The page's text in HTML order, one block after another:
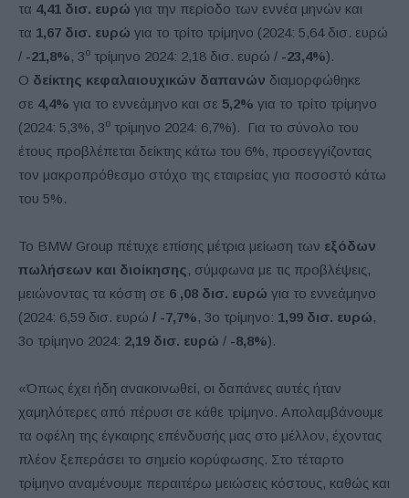
τα 4,41 δισ. ευρώ για την περίοδο των εννέα μηνών και
τα 1,67 δισ. ευρώ για το τρίτο τρίμηνο (2024: 5,64 δισ. ευρώ
/ -21,8%, 3ο τρίμηνο 2024: 2,18 δισ. ευρώ / -23,4%).
Ο δείκτης κεφαλαιουχικών δαπανών διαμορφώθηκε
σε 4,4% για το εννεάμηνο και σε 5,2% για το τρίτο τρίμηνο
(2024: 5,3%, 3ο τρίμηνο 2024: 6,7%). Για το σύνολο του
έτους προβλέπεται δείκτης κάτω του 6%, προσεγγίζοντας
τον μακροπρόθεσμο στόχο της εταιρείας για ποσοστό κάτω
του 5%.
Το BMW Group πέτυχε επίσης μέτρια μείωση των εξόδων
πωλήσεων και διοίκησης , σύμφωνα με τις προβλέψεις,
μειώνοντας τα κόστη σε 6 ,08 δισ. ευρώ για το εννεάμηνο
(2024: 6,59 δισ. ευρώ / -7,7%, 3o τρίμηνο: 1,99 δισ. ευρώ,
3o τρίμηνο 2024: 2,19 δισ. ευρώ / -8,8%).
«Όπως έχει ήδη ανακοινωθεί, οι δαπάνες αυτές ήταν
χαμηλότερες από πέρυσι σε κάθε τρίμηνο. Απολαμβάνουμε
τα οφέλη της έγκαιρης επένδυσής μας στο μέλλον, έχοντας
πλέον ξεπεράσει το σημείο κορύφωσης. Στο τέταρτο
τρίμηνο αναμένουμε περαιτέρω μειώσεις κόστους, καθώς και